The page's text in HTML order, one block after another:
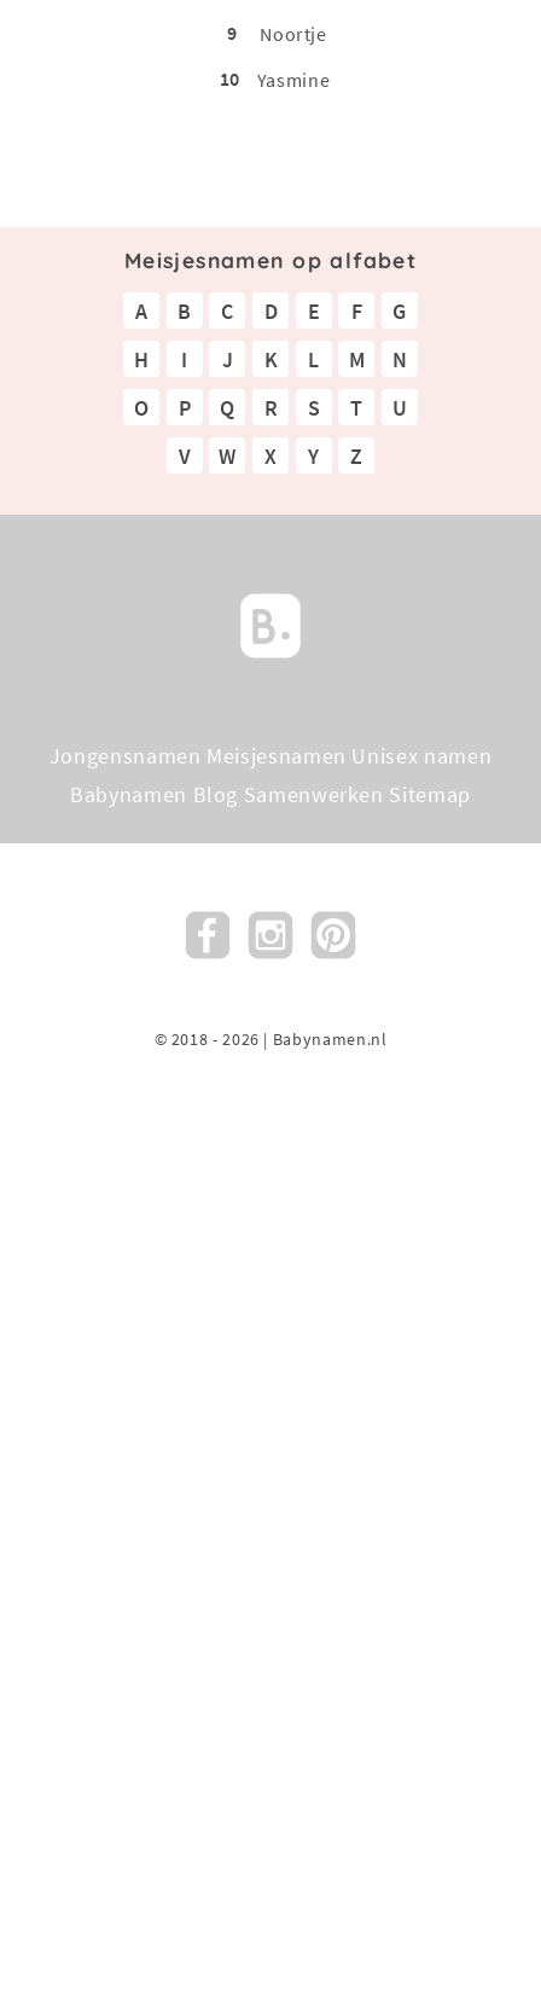
9
Noortje
10
Yasmine
Meisjesnamen op alfabet
A B C D E F
G
H
I J K L M
N
O
P Q R S T
U
V
W X Y Z
Jongensnamen Meisjesnamen Unisex namen
Babynamen Blog Samenwerken Sitemap
© 2018 - 2026 | Babynamen.nl